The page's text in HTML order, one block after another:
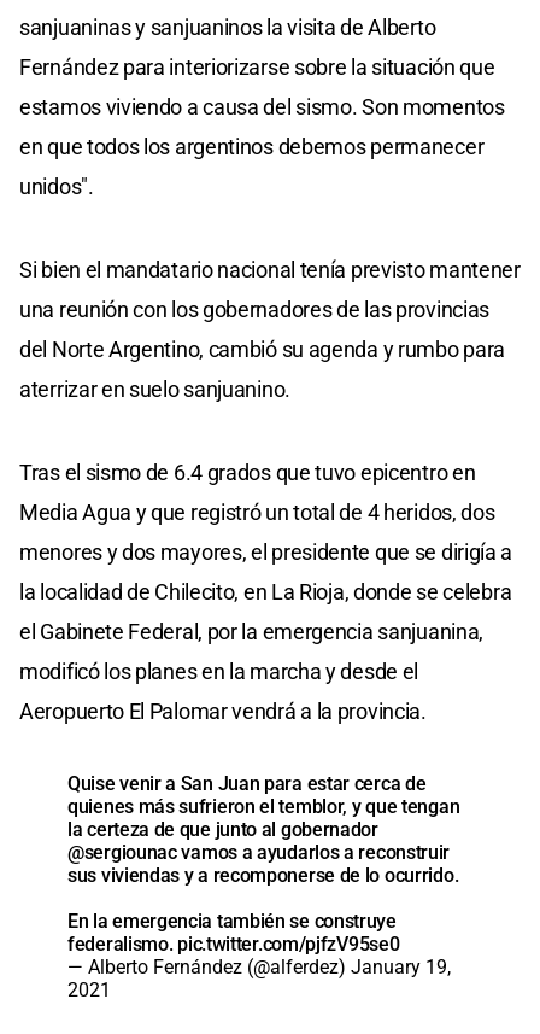
sanjuaninas y sanjuaninos la visita de Alberto
Fernández para interiorizarse sobre la situación que
estamos viviendo a causa del sismo. Son momentos
en que todos los argentinos debemos permanecer
unidos".
Si bien el mandatario nacional tenía previsto mantener
una reunión con los gobernadores de las provincias
del Norte Argentino, cambió su agenda y rumbo para
aterrizar en suelo sanjuanino.
Tras el sismo de 6.4 grados que tuvo epicentro en
Media Agua y que registró un total de 4 heridos, dos
menores y dos mayores, el presidente que se dirigía a
la localidad de Chilecito, en La Rioja, donde se celebra
el Gabinete Federal, por la emergencia sanjuanina,
modificó los planes en la marcha y desde el
Aeropuerto El Palomar vendrá a la provincia.
Quise venir a San Juan para estar cerca de
quienes más sufrieron el temblor, y que tengan
la certeza de que junto al gobernador
@sergiounacvamos a ayudarlos a reconstruir
sus viviendas y a recomponerse de lo ocurrido.
En la emergencia también se construye
federalismo. pic.twitter.com/pjfzV95se0
— Alberto Fernández (@alferdez) January 19,
2021